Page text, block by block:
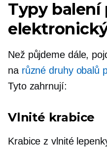
Typy
Než půjdeme dále,
na různé druhy obalů
Tyto zahrnují:
Vlnité krabice
Krabice z vlnité